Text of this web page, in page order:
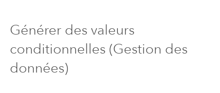
Générer des valeurs
conditionnelles (Gestion des
données)